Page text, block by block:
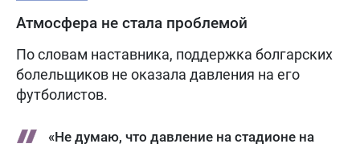
Атмосфера не стала проблемой
По словам наставника, поддержка болгарских
болельщиков не оказала давления на его
футболистов.
«Не думаю, что давление на стадионе на